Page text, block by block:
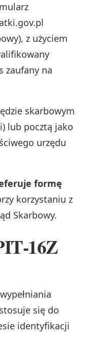
z użyciem
zaufany na
skarbowym
lub pocztą jako
urzędu
formę
korzystaniu z
Skarbowy.
się do
identyfikacji